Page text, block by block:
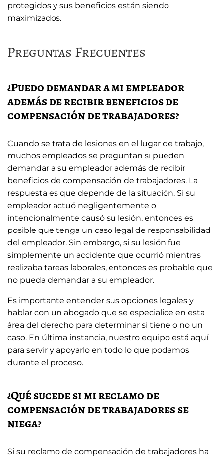
protegidos y sus beneficios están siendo
maximizados.
Preguntas Frecuentes
¿Puedo demandar a mi empleador
además de recibir beneficios de
compensación de trabajadores?
Cuando se trata de lesiones en el lugar de trabajo,
muchos empleados se preguntan si pueden
demandar a su empleador además de recibir
beneficios de compensación de trabajadores. La
respuesta es que depende de la situación. Si su
empleador actuó negligentemente o
intencionalmente causó su lesión, entonces es
posible que tenga un caso legal de responsabilidad
del empleador. Sin embargo, si su lesión fue
simplemente un accidente que ocurrió mientras
realizaba tareas laborales, entonces es probable que
no pueda demandar a su empleador.
Es importante entender sus opciones legales y
hablar con un abogado que se especialice en esta
área del derecho para determinar si tiene o no un
caso. En última instancia, nuestro equipo está aquí
para servir y apoyarlo en todo lo que podamos
durante el proceso.
¿Qué sucede si mi reclamo de
compensación de trabajadores se
niega?
Si su reclamo de compensación de trabajadores ha